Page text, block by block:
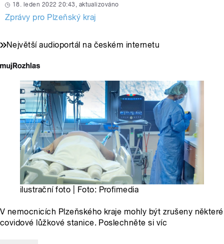
18. leden 2022 20:43, aktualizováno
Zprávy pro Plzeňský kraj
Největší audioportál na českém internetu
ilustrační foto | Foto: Profimedia
V nemocnicích Plzeňského kraje mohly být zrušeny některé
covidové lůžkové stanice. Poslechněte si víc